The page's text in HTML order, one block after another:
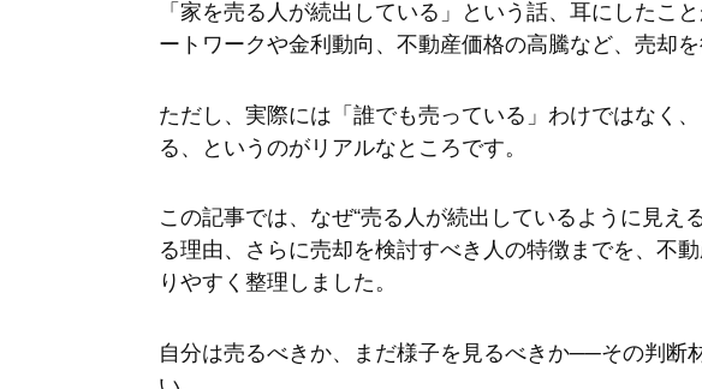
「家を売る人が続出している」という話、耳にしたこ
ートワークや金利動向、不動産価格の高騰など、売却
ただし、実際には「誰でも売っている」わけではなく
る、というのがリアルなところです。
この記事では、なぜ“売る人が続出しているように見え
る理由、さらに売却を検討すべき人の特徴までを、不
りやすく整理しました。
自分は売るべきか、まだ様子を見るべきか──その判断
い。